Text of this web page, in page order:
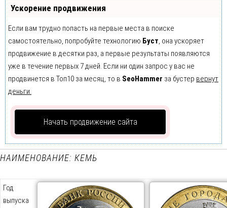
Ускорение продвижения
Если вам трудно попасть на первые места в поиске
самостоятельно, попробуйте технологию Буст, она ускоряет
продвижение в десятки раз, а первые результаты появляются
уже в течение первых 7 дней. Если ни один запрос у вас не
продвинется в Топ10 за месяц, то в SeoHammer за бустер вернут
деньги.
Начать продвижение сайта
НАИМЕНОВАНИЕ: КЕМЬ
Год
выпуска